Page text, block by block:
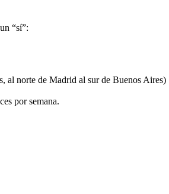
“sí”:
al norte de Madrid al sur de Buenos Aires)
por semana.